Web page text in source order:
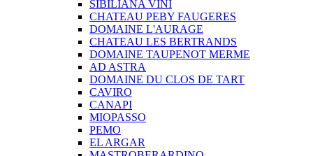
SIBILIANA VINI
CHATEAU PEBY FAUGERES
DOMAINE L'AURAGE
CHATEAU LES BERTRANDS
DOMAINE TAUPENOT MERME
AD ASTRA
DOMAINE DU CLOS DE TART
CAVIRO
CANAPI
MIOPASSO
PEMO
EL ARGAR